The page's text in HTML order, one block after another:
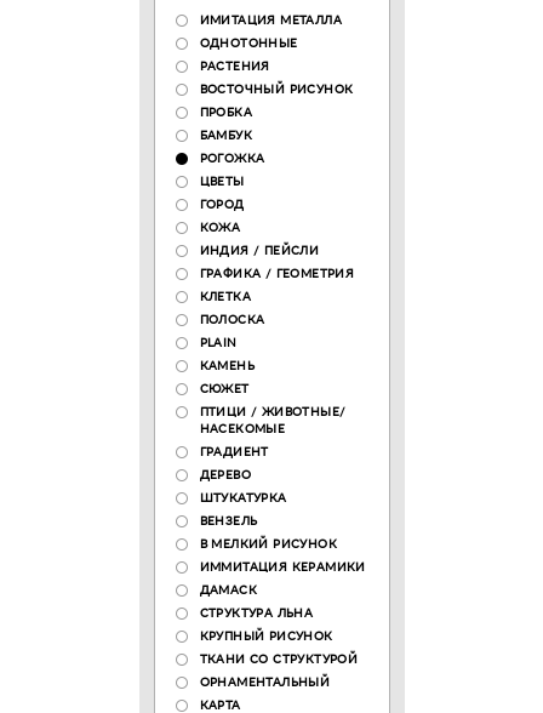
ИМИТАЦИЯ МЕТАЛЛА
ОДНОТОННЫЕ
РАСТЕНИЯ
ВОСТОЧНЫЙ РИСУНОК
ПРОБКА
БАМБУК
РОГОЖКА
ЦВЕТЫ
ГОРОД
КОЖА
ИНДИЯ / ПЕЙСЛИ
ГРАФИКА / ГЕОМЕТРИЯ
КЛЕТКА
ПОЛОСКА
PLAIN
КАМЕНЬ
СЮЖЕТ
ПТИЦИ / ЖИВОТНЫЕ/
НАСЕКОМЫЕ
ГРАДИЕНТ
ДЕРЕВО
ШТУКАТУРКА
ВЕНЗЕЛЬ
В МЕЛКИЙ РИСУНОК
ИММИТАЦИЯ КЕРАМИКИ
ДАМАСК
СТРУКТУРА ЛЬНА
КРУПНЫЙ РИСУНОК
ТКАНИ СО СТРУКТУРОЙ
ОРНАМЕНТАЛЬНЫЙ
КАРТА